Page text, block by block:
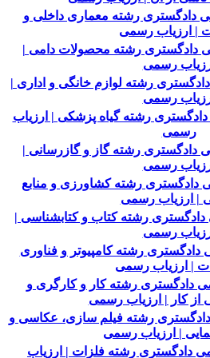
دادگستری رشته معماری داخلی و
| ارزیاب رسمی
دادگستری رشته محصولات دامی |
رسمی
رشته لوازم خانگی و اداری |
رسمی
رشته گیاه پزشکی | ارزیاب
رسمی
دادگستری رشته گاز و گازرسانی |
رسمی
دادگستری رشته کشاورزی و منابع
| ارزیاب رسمی
رشته کتاب و کتابشناسی |
رسمی
رشته کامپیوتر و فناوری
| ارزیاب رسمی
دادگستری رشته کار و کارگری و
از کار | ارزیاب رسمی
رشته فیلم سازی، عکاسی و
| ارزیاب رسمی
دادگستری رشته فلزات | ارزیاب